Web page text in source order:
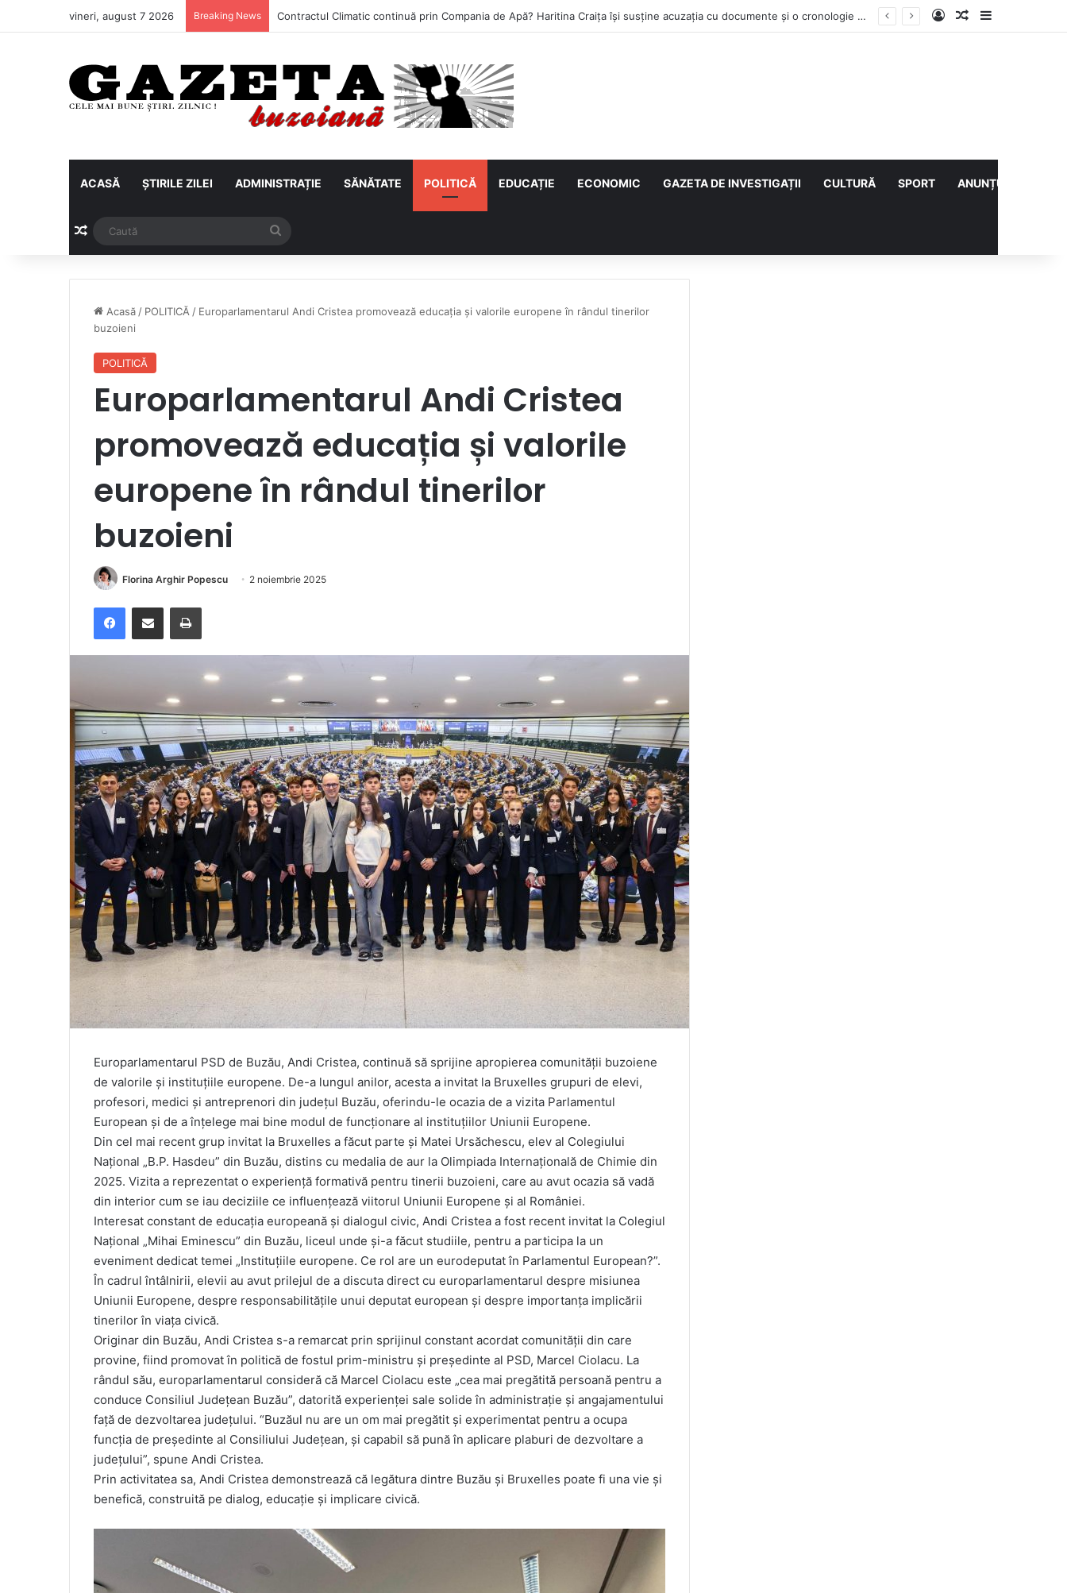
vineri, august 7 2026 Breaking News Vești bune din rezervațiile naturale ale Buzăului. Lacurile de la Boldu și Balta Albă și-au refăcut o bună parte din luciul de apă Log InArticol aleatoriu
Sidebar
ACASĂ ȘTIRILE ZILEI ADMINISTRAȚIE SĂNĂTATE POLITICĂ EDUCAȚIE ECONOMIC GAZETA DE INVESTIGAȚII CULTURĂ SPORT ANUNȚURI
Articol aleatoriu
Acasă / POLITICĂ / Europarlamentarul Andi Cristea promovează educația și valorile europene în rândul tinerilor
buzoieni
POLITICĂ
Europarlamentarul Andi Cristea
promovează educația și valorile
europene în rândul tinerilor
buzoieni
Florina Arghir Popescu 2 noiembrie 2025
FacebookDistribuie prin e-mail Imprimare
Europarlamentarul PSD de Buzău, Andi Cristea, continuă să sprijine apropierea comunității buzoiene
de valorile și instituțiile europene. De-a lungul anilor, acesta a invitat la Bruxelles grupuri de elevi,
profesori, medici și antreprenori din județul Buzău, oferindu-le ocazia de a vizita Parlamentul
European și de a înțelege mai bine modul de funcționare al instituțiilor Uniunii Europene.
Din cel mai recent grup invitat la Bruxelles a făcut parte și Matei Ursăchescu, elev al Colegiului
Național „B.P. Hasdeu” din Buzău, distins cu medalia de aur la Olimpiada Internațională de Chimie din
2025. Vizita a reprezentat o experiență formativă pentru tinerii buzoieni, care au avut ocazia să vadă
din interior cum se iau deciziile ce influențează viitorul Uniunii Europene și al României.
Interesat constant de educația europeană și dialogul civic, Andi Cristea a fost recent invitat la Colegiul
Național „Mihai Eminescu” din Buzău, liceul unde și-a făcut studiile, pentru a participa la un
eveniment dedicat temei „Instituțiile europene. Ce rol are un eurodeputat în Parlamentul European?”.
În cadrul întâlnirii, elevii au avut prilejul de a discuta direct cu europarlamentarul despre misiunea
Uniunii Europene, despre responsabilitățile unui deputat european și despre importanța implicării
tinerilor în viața civică.
Originar din Buzău, Andi Cristea s-a remarcat prin sprijinul constant acordat comunității din care
provine, fiind promovat în politică de fostul prim-ministru și președinte al PSD, Marcel Ciolacu. La
rândul său, europarlamentarul consideră că Marcel Ciolacu este „cea mai pregătită persoană pentru a
conduce Consiliul Județean Buzău”, datorită experienței sale solide în administrație și angajamentului
față de dezvoltarea județului. “Buzăul nu are un om mai pregătit și experimentat pentru a ocupa
funcția de președinte al Consiliului Județean, și capabil să pună în aplicare plaburi de dezvoltare a
județului”, spune Andi Cristea.
Prin activitatea sa, Andi Cristea demonstrează că legătura dintre Buzău și Bruxelles poate fi una vie și
benefică, construită pe dialog, educație și implicare civică.